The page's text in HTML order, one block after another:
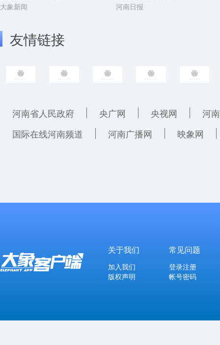
大象新闻
河南日报
友情链接
河南省人民政府 央广网 央视网
河
国际在线河南频道
河南广播网 映象网
关于我们
加入我们
版权声明
常见问题
登录注册
帐号密码